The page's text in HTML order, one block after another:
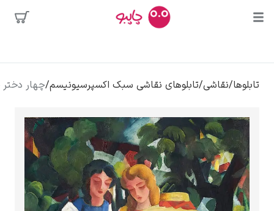
محبوب‌ترین
هنرمندان
کلود مونه
تابلوهای نقاشی سبک اکسپرسیونیسم /چهار دختر – آوگوست ماکه